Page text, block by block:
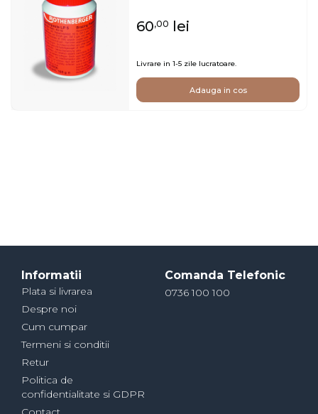
60,00 lei
Livrare in 1-5 zile lucratoare.
Adauga in cos
Informatii
Plata si livrarea
Despre noi
Cum cumpar
Termeni si conditii
Retur
Politica de
confidentialitate si GDPR
Comanda Telefonic
0736 100 100